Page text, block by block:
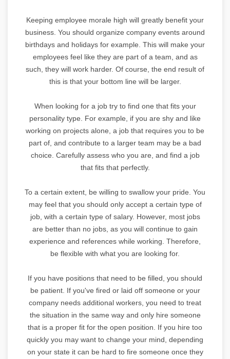
Keeping employee morale high will greatly benefit your
business. You should organize company events around
birthdays and holidays for example. This will make your
employees feel like they are part of a team, and as
such, they will work harder. Of course, the end result of
this is that your bottom line will be larger.
When looking for a job try to find one that fits your
personality type. For example, if you are shy and like
working on projects alone, a job that requires you to be
part of, and contribute to a larger team may be a bad
choice. Carefully assess who you are, and find a job
that fits that perfectly.
To a certain extent, be willing to swallow your pride. You
may feel that you should only accept a certain type of
job, with a certain type of salary. However, most jobs
are better than no jobs, as you will continue to gain
experience and references while working. Therefore,
be flexible with what you are looking for.
If you have positions that need to be filled, you should
be patient. If you've fired or laid off someone or your
company needs additional workers, you need to treat
the situation in the same way and only hire someone
that is a proper fit for the open position. If you hire too
quickly you may want to change your mind, depending
on your state it can be hard to fire someone once they